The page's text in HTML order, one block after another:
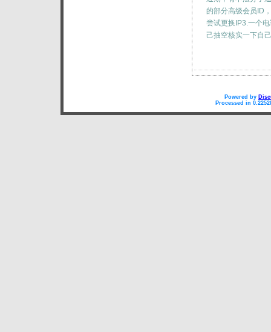
的部分高级会员ID
尝试更换IP3.一个
己抽空核实一下自
Powered by
Processed in